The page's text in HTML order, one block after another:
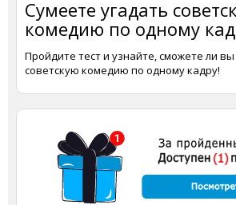
Сумеете угадать
комедию по одному
Пройдите тест и узнайте, сможете ли вы
советскую комедию по одному кадру!